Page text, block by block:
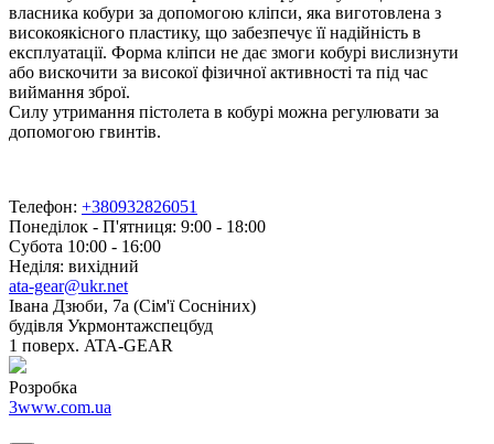
власника кобури за допомогою кліпси, яка виготовлена з
високоякісного пластику, що забезпечує її надійність в
експлуатації. Форма кліпси не дає змоги кобурі вислизнути
або вискочити за високої фізичної активності та під час
виймання зброї.
Силу утримання пістолета в кобурі можна регулювати за
допомогою гвинтів.
Телефон: +380932826051
Понеділок - П'ятниця: 9:00 - 18:00
Субота 10:00 - 16:00
Неділя: вихідний
ata-gear@ukr.net
Івана Дзюби, 7а (Сім'ї Сосніних)
будівля Укрмонтажспецбуд
1 поверх. ATA-GEAR
Розробка
3www.com.ua